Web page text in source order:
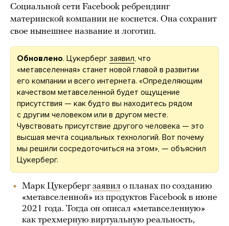
Социальной сети Facebook ребрендинг
материнской компании не коснется. Она сохранит
свое нынешнее название и логотип.
Обновлено. Цукерберг заявил, что
«метавселенная» станет новой главой в развитии
его компании и всего интернета. «Определяющим
качеством метавселенной будет ощущение
присутствия — как будто вы находитесь рядом
с другим человеком или в другом месте.
Чувствовать присутствие другого человека — это
высшая мечта социальных технологий. Вот почему
мы решили сосредоточиться на этом», — объяснил
Цукерберг.
Марк Цукербергзаявил о планах по созданию
«метавселенной» из продуктов Facebook в июне
2021 года. Тогда он описал «метавселенную»
как трехмерную виртуальную реальность,